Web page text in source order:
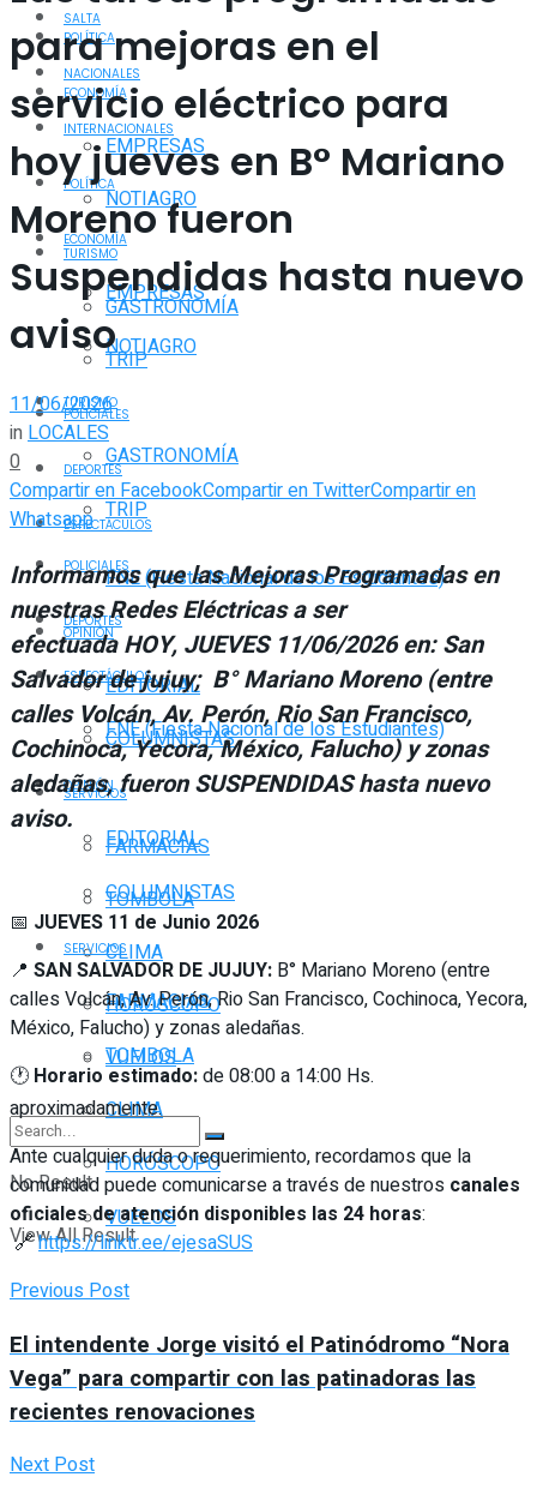
POLÍTICA
ECONOMÍA
EMPRESAS
NOTIAGRO
TURISMO
GASTRONOMÍA
TRIP
POLICIALES
DEPORTES
ESPECTÁCULOS
FNE (Fiesta Nacional de los Estudiantes)
OPINIÓN
EDITORIAL
COLUMNISTAS
SERVICIOS
FARMACIAS
TOMBOLA
CLIMA
HORÓSCOPO
VUELOS
No Result
View All Result
SALTA
NACIONALES
INTERNACIONALES
POLÍTICA
ECONOMÍA
EMPRESAS
NOTIAGRO
TURISMO
GASTRONOMÍA
TRIP
POLICIALES
DEPORTES
ESPECTÁCULOS
FNE (Fiesta Nacional de los Estudiantes)
OPINIÓN
EDITORIAL
COLUMNISTAS
SERVICIOS
FARMACIAS
TOMBOLA
CLIMA
HORÓSCOPO
VUELOS
para mejoras en el
servicio eléctrico para
hoy jueves en B° Mariano
Moreno fueron
Suspendidas hasta nuevo
aviso
11/06/2026
inLOCALES
0
Compartir en FacebookCompartir en TwitterCompartir en
Whatsapp
Informamos que las Mejoras Programadas en
nuestras Redes Eléctricas a ser
efectuada HOY, JUEVES 11/06/2026 en: San
Salvador de jujuy; B° Mariano Moreno (entre
calles Volcán, Av. Perón, Rio San Francisco,
Cochinoca, Yecora, México, Falucho) y zonas
aledañas, fueron SUSPENDIDAS hasta nuevo
aviso.
📅 JUEVES 11 de Junio 2026
📍 SAN SALVADOR DE JUJUY: B° Mariano Moreno (entre
calles Volcán, Av. Perón, Rio San Francisco, Cochinoca, Yecora,
México, Falucho) y zonas aledañas.
🕐 Horario estimado:de 08:00 a 14:00 Hs.
aproximadamente.
Ante cualquier duda o requerimiento, recordamos que la
comunidad puede comunicarse a través de nuestros canales
oficiales de atención disponibles las 24 horas:
🔗https://linktr.ee/ejesaSUS
Previous Post
El intendente Jorge visitó el Patinódromo “Nora
Vega” para compartir con las patinadoras las
recientes renovaciones
Next Post